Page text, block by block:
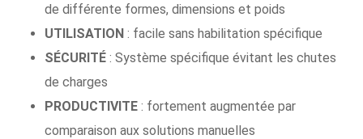
de différente formes, dimensions et poids
UTILISATION : facile sans habilitation spécifique
SÉCURITÉ : Système spécifique évitant les chutes
de charges
PRODUCTIVITE : fortement augmentée par
comparaison aux solutions manuelles